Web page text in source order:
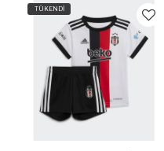
TÜKENDİ